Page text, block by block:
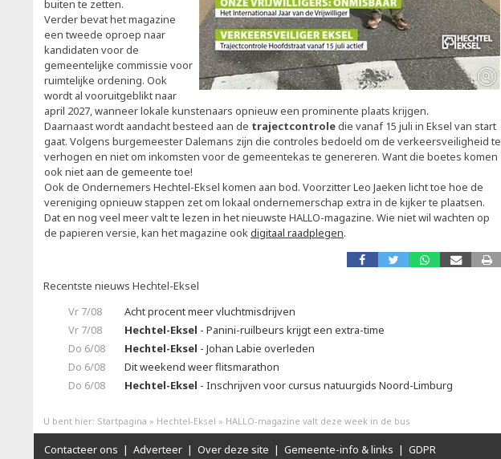
buiten te zetten.
Verder bevat het magazine
een tweede oproep naar
kandidaten voor de
gemeentelijke commissie voor
ruimtelijke ordening. Ook
wordt al vooruitgeblikt naar
april 2027, wanneer lokale kunstenaars opnieuw een prominente plaats krijgen.
Daarnaast wordt aandacht besteed aan de trajectcontroledie vanaf 15 juli in Eksel van start
gaat. Volgens burgemeester Dalemans zijn die controles bedoeld om de verkeersveiligheid te
verhogen en niet om inkomsten voor de gemeentekas te genereren. Want die boetes komen
ook niet aan de gemeente toe!
Ook de Ondernemers Hechtel-Eksel komen aan bod. Voorzitter Leo Jaeken licht toe hoe de
vereniging opnieuw stappen zet om lokaal ondernemerschap extra in de kijker te plaatsen.
Dat en nog veel meer valt te lezen in het nieuwste HALLO-magazine. Wie niet wil wachten op
de papieren versie, kan het magazine ookdigitaal raadplegen.
Recentste nieuws Hechtel-Eksel
Vr 7/08
Acht procent meer vluchtmisdrijven
Vr 7/08
Hechtel-Eksel - Panini-ruilbeurs krijgt een extra-time
Do 6/08
Hechtel-Eksel - Johan Labie overleden
Do 6/08
Dit weekend weer flitsmarathon
Do 6/08
Hechtel-Eksel - Inschrijven voor cursus natuurgids Noord-Limburg
U bent hier: Startpagina » Hechtel-Eksel » HALLO-magazine valt deze week in de bus
Contacteer ons | Adverteer | Over deze site | Gemeente-info & links | GDPR